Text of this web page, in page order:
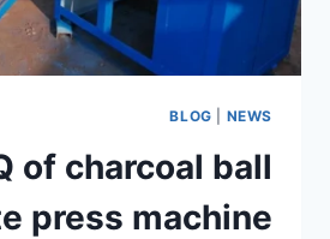
BLOG NEWS
of charcoal ball
press machine